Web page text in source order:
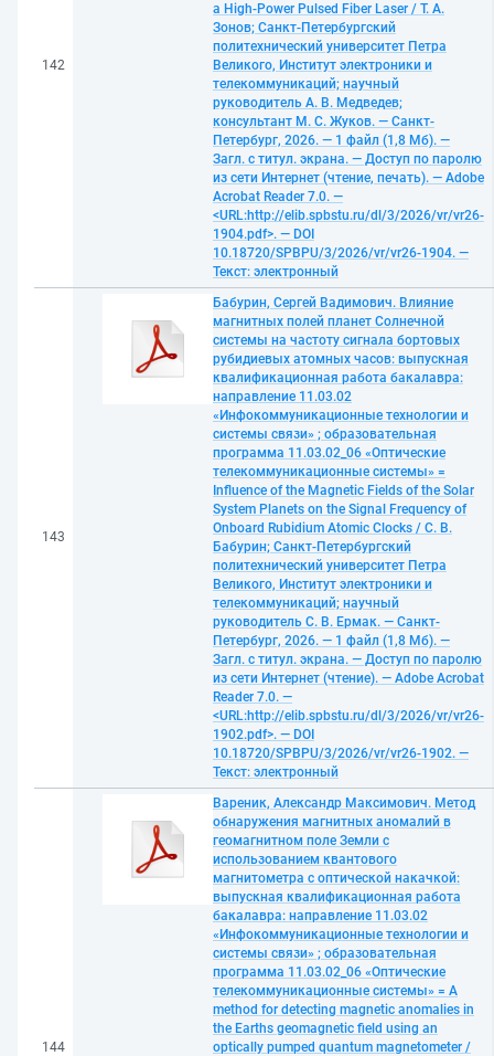
142
a High-Power Pulsed Fiber Laser / Т. А.
Зонов; Санкт-Петербургский
политехнический университет Петра
Великого, Институт электроники и
телекоммуникаций; научный
руководитель А. В. Медведев;
консультант М. С. Жуков. — Санкт-
Петербург, 2026. — 1 файл (1,8 Мб). —
Загл. с титул. экрана. — Доступ по паролю
из сети Интернет (чтение, печать). — Adobe
Acrobat Reader 7.0. —
<URL:http://elib.spbstu.ru/dl/3/2026/vr/vr26-
1904.pdf>. — DOI
10.18720/SPBPU/3/2026/vr/vr26-1904. —
Текст: электронный
143
Бабурин, Сергей Вадимович. Влияние
магнитных полей планет Солнечной
системы на частоту сигнала бортовых
рубидиевых атомных часов: выпускная
квалификационная работа бакалавра:
направление 11.03.02
«Инфокоммуникационные технологии и
системы связи» ; образовательная
программа 11.03.02_06 «Оптические
телекоммуникационные системы» =
Influence of the Magnetic Fields of the Solar
System Planets on the Signal Frequency of
Onboard Rubidium Atomic Clocks / С. В.
Бабурин; Санкт-Петербургский
политехнический университет Петра
Великого, Институт электроники и
телекоммуникаций; научный
руководитель С. В. Ермак. — Санкт-
Петербург, 2026. — 1 файл (1,8 Мб). —
Загл. с титул. экрана. — Доступ по паролю
из сети Интернет (чтение). — Adobe Acrobat
Reader 7.0. —
<URL:http://elib.spbstu.ru/dl/3/2026/vr/vr26-
1902.pdf>. — DOI
10.18720/SPBPU/3/2026/vr/vr26-1902. —
Текст: электронный
144
Вареник, Александр Максимович. Метод
обнаружения магнитных аномалий в
геомагнитном поле Земли с
использованием квантового
магнитометра с оптической накачкой:
выпускная квалификационная работа
бакалавра: направление 11.03.02
«Инфокоммуникационные технологии и
системы связи» ; образовательная
программа 11.03.02_06 «Оптические
телекоммуникационные системы» = A
method for detecting magnetic anomalies in
the Earths geomagnetic field using an
optically pumped quantum magnetometer /